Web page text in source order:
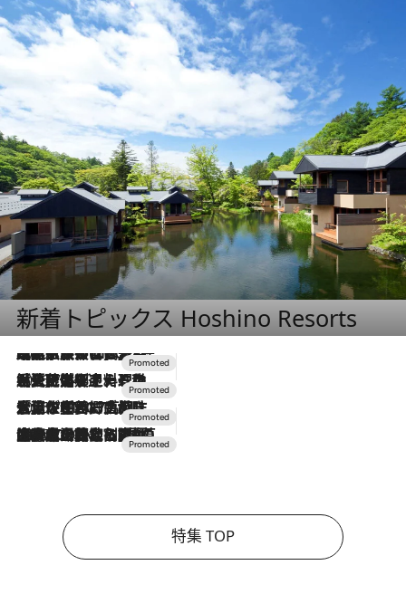
新着トピックス Hoshino Resorts
2026.7.31
【ホテル帰省】という選択肢をOMOが提案。家族とほどよい距離を保つには「昼は実家、夜は気兼ねなくホテルで！」
2026.7.24
【夏限定ディナーコース】旬を迎える稚鮎や花ズッキーニなどをイタリア・トスカーナの郷土料理の手法で満喫！
2026.7.17
「土佐和ハーブかき氷」がOMO7高知に登場！生姜、山椒、大葉など目にも舌にも涼を呼ぶ郷土の味
2026.7.10
NEW OPEN！【界 草津】名湯の地に誕生。趣の異なる2種の温泉と上州ならではの会席・蕎麦割烹など美食を味わう究極の癒やし旅
特集 TOP